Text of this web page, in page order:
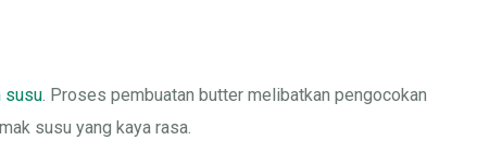
susu. Proses pembuatan butter melibatkan pengocokan
susu yang kaya rasa.